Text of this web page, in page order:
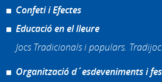
Confeti i Efectes
Educació en el lleure
Jocs Tradicionals i populars.
Organització d´esdeveniments i